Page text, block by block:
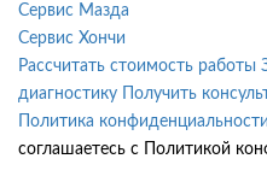
Сервис Мазда
Сервис Хончи
Рассчитать стоимость работы
диагностику
Получить
Политика конфиденциальности
соглашаетесь с Политикой